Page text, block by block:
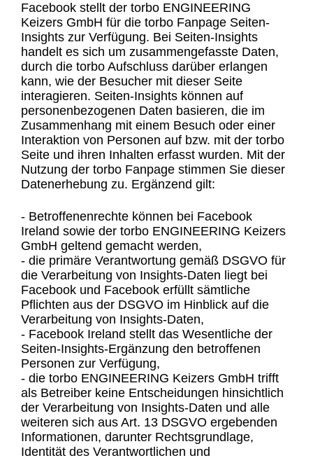
Facebook stellt der torbo ENGINEERING
Keizers GmbH für die torbo Fanpage Seiten-
Insights zur Verfügung. Bei Seiten-Insights
handelt es sich um zusammengefasste Daten,
durch die torbo Aufschluss darüber erlangen
kann, wie der Besucher mit dieser Seite
interagieren. Seiten-Insights können auf
personenbezogenen Daten basieren, die im
Zusammenhang mit einem Besuch oder einer
Interaktion von Personen auf bzw. mit der torbo
Seite und ihren Inhalten erfasst wurden. Mit der
Nutzung der torbo Fanpage stimmen Sie dieser
Datenerhebung zu. Ergänzend gilt:
- Betroffenenrechte können bei Facebook
Ireland sowie der torbo ENGINEERING Keizers
GmbH geltend gemacht werden,
- die primäre Verantwortung gemäß DSGVO für
die Verarbeitung von Insights-Daten liegt bei
Facebook und Facebook erfüllt sämtliche
Pflichten aus der DSGVO im Hinblick auf die
Verarbeitung von Insights-Daten,
- Facebook Ireland stellt das Wesentliche der
Seiten-Insights-Ergänzung den betroffenen
Personen zur Verfügung,
- die torbo ENGINEERING Keizers GmbH trifft
als Betreiber keine Entscheidungen hinsichtlich
der Verarbeitung von Insights-Daten und alle
weiteren sich aus Art. 13 DSGVO ergebenden
Informationen, darunter Rechtsgrundlage,
Identität des Verantwortlichen und